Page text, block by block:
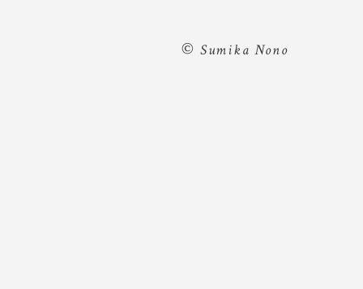
© Sumika Nono